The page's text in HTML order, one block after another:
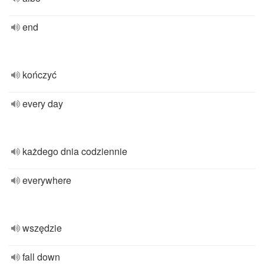
end
kończyć
every day
każdego dnia codziennie
everywhere
wszędzie
fall down